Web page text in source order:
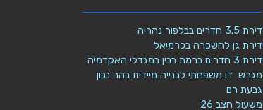
דירת 3.5 חדרים בבלפור נהריה
דירת גן להשכרה בכרמיאל
דירת 3 חדרים ברמת רבין במגדלי האקדמיה
מגרש דו משפחתי לבנייה מיידית בהר נבון
גבעת רם
משעול חצב 26